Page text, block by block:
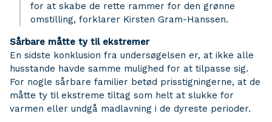
for at skabe de rette rammer for den grønne
omstilling, forklarer Kirsten Gram-Hanssen.
Sårbare måtte ty til ekstremer
En sidste konklusion fra undersøgelsen er, at ikke alle
husstande havde samme mulighed for at tilpasse sig.
For nogle sårbare familier betød prisstigningerne, at de
måtte ty til ekstreme tiltag som helt at slukke for
varmen eller undgå madlavning i de dyreste perioder.